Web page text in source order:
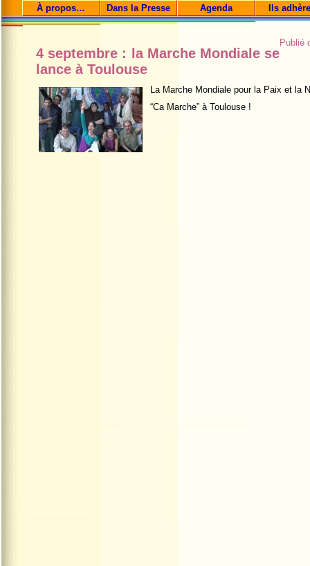
À propos… Dans la Presse Agenda Ils
Publié
4 septembre : la Marche Mondiale se
lance à Toulouse
La Marche Mondiale pour la Paix et la
“Ca Marche” à Toulouse !